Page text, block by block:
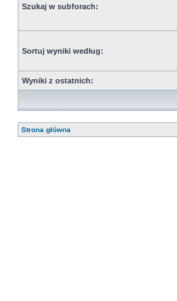
Szukaj w subforach:
Sortuj wyniki według:
Wyniki z ostatnich:
Strona główna